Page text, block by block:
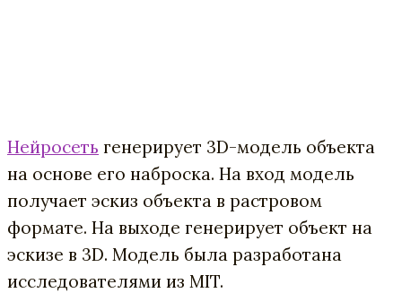
Нейросеть генерирует 3D-модель объекта
на основе его наброска. На вход модель
получает эскиз объекта в растровом
формате. На выходе генерирует объект на
эскизе в 3D. Модель была разработана
исследователями из MIT.